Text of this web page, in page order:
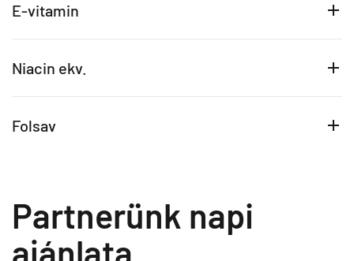
E-vitamin
Niacin ekv.
Folsav
Partnerünk napi
ajánlata